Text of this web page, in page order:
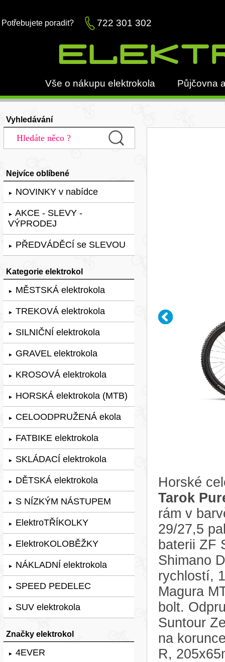
Potřebujete poradit? 722 301 302
Vše o nákupu elektrokola Půjčovna
Vyhledávání
Nejvíce oblíbené
► NOVINKY v nabídce
► AKCE - SLEVY -
VÝPRODEJ
► PŘEDVÁDĚCÍ se SLEVOU
Kategorie elektrokol
► MĚSTSKÁ elektrokola
► TREKOVÁ elektrokola
► SILNIČNÍ elektrokola
► GRAVEL elektrokola
► KROSOVÁ elektrokola
► HORSKÁ elektrokola (MTB)
► CELOODPRUŽENÁ ekola
► FATBIKE elektrokola
► SKLÁDACÍ elektrokola
► DĚTSKÁ elektrokola
► S NÍZKÝM NÁSTUPEM
► ElektroTŘÍKOLKY
► ElektroKOLOBĚŽKY
► NÁKLADNÍ elektrokola
► SPEED PEDELEC
► SUV elektrokola
Značky elektrokol
► 4EVER
Horské
Tarok
rám v
29/27,5
baterii ZF
Shimano
rychlostí,
Magura
bolt.
Suntour
na
R,